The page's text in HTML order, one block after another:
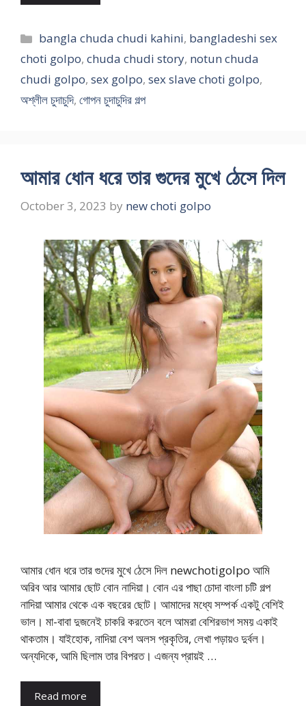
Categories
bangla chuda chudi kahini, bangladeshi sex
choti golpo, chuda chudi story, notun chuda
chudi golpo, sex golpo, sex slave choti golpo,
অশ্লীল চুদাচুদি, গোপন চুদাচুদির গল্প
আমার ধোন ধরে তার গুদের মুখে ঠেসে দিল
October 3, 2023 by new choti golpo
আমার ধোন ধরে তার গুদের মুখে ঠেসে দিল newchotigolpo আমি
অরিব আর আমার ছোট বোন নাদিয়া। বোন এর পাছা চোদা বাংলা চটি গল্প
নাদিয়া আমার থেকে এক বছরের ছোট। আমাদের মধ্যে সম্পর্ক একটু বেশিই
ভাল। মা-বাবা দুজনেই চাকরি করতেন বলে আমরা বেশিরভাগ সময় একাই
থাকতাম। যাইহোক, নাদিয়া বেশ অলস প্রকৃতির, লেখা পড়ায়ও দুর্বল।
অন্যদিকে, আমি ছিলাম তার বিপরত। এজন্য প্রায়ই …
Read more